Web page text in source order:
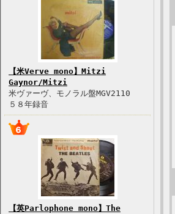
【米Verve mono】Mitzi
Gaynor/Mitzi
米ヴァーヴ、モノラル盤MGV2110
５８年録音
【英Parlophone mono】The